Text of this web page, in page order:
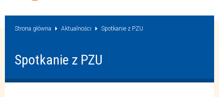
Strona główna Aktualności Spotkanie z PZU
Spotkanie z PZU